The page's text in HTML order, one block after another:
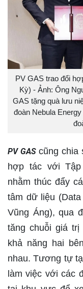
PV GAS trao đổi
Kỳ) - Ảnh: Ông
GAS tặng quà lưu
đoàn Nebula
PV GAScũng chia
hợp tác với Tập
nhằm thúc đẩy
tâm dữ liệu
Vũng Áng), qua
tăng chuỗi giá
khả năng hai
nhau. Tương tự
làm việc với các